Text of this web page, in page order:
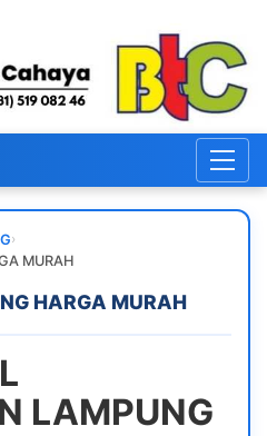
›
MURAH
HARGA MURAH
LAMPUNG